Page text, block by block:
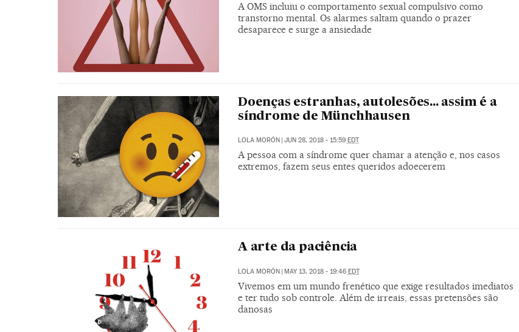
A OMS incluiu o comportamento sexual compulsivo como
transtorno mental. Os alarmes saltam quando o prazer
desaparece e surge a ansiedade
Doenças estranhas, autolesões... assim é a
síndrome de Münchhausen
LOLA MORÓN JUN 28, 2018 - 15:59 EDT
A pessoa com a síndrome quer chamar a atenção e, nos casos
extremos, fazem seus entes queridos adoecerem
A arte da paciência
LOLA MORÓN | MAY 13, 2018 - 19:46 EDT
Vivemos em um mundo frenético que exige resultados imediatos
e ter tudo sob controle. Além de irreais, essas pretensões são
danosas